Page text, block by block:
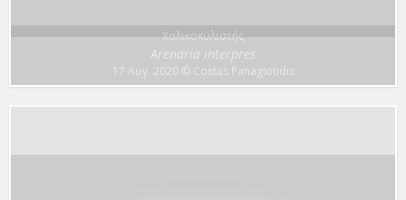
Χαλικοκυλιστής
Arenaria interpres
17 Αυγ. 2020© Costas Panagiotidis